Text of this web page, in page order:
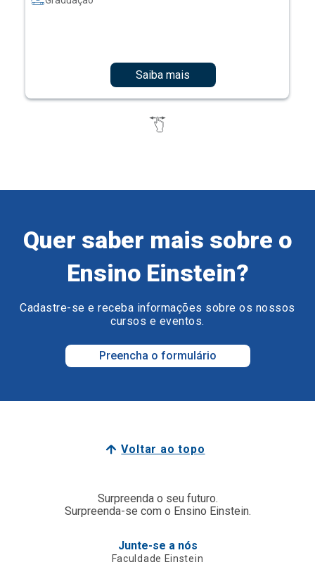
Saiba mais
Quer saber mais sobre o
Ensino Einstein?
Cadastre-se e receba informações sobre os nossos
cursos e eventos.
Preencha o formulário
Voltar ao topo
Surpreenda o seu futuro.
Surpreenda-se com o Ensino Einstein.
Junte-se a nós
Faculdade Einstein